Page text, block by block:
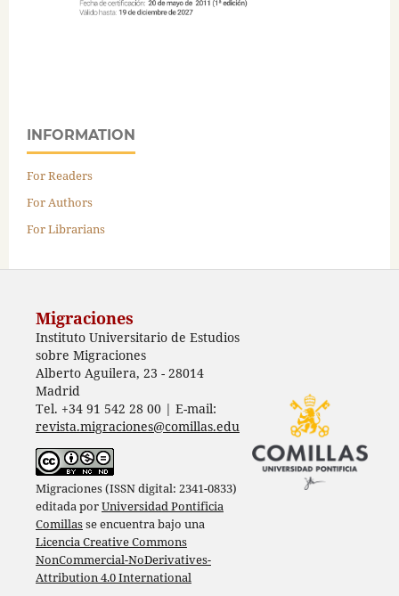
INFORMATION
For Readers
For Authors
For Librarians
Migraciones
Instituto Universitario de Estudios
sobre Migraciones
Alberto Aguilera, 23 - 28014
Madrid
Tel. +34 91 542 28 00 | E-mail:
revista.migraciones@comillas.edu
Migraciones (ISSN digital: 2341-0833)
editada porUniversidad Pontificia
Comillasse encuentra bajo una
Licencia Creative Commons
NonCommercial-NoDerivatives-
Attribution 4.0 International